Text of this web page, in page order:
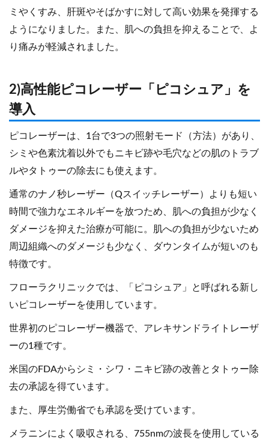
ミやくすみ、肝斑やそばかすに対して高い効果を発揮する
ようになりました。また、肌への負担を抑えることで、よ
り痛みが軽減されました。
2)高性能ピコレーザー「ピコシュア」を
導入
ピコレーザーは、1台で3つの照射モード（方法）があり、
シミや色素沈着以外でもニキビ跡や毛穴などの肌のトラブ
ルやタトゥーの除去にも使えます。
通常のナノ秒レーザー（Qスイッチレーザー）よりも短い
時間で強力なエネルギーを放つため、肌への負担が少なく
ダメージを抑えた治療が可能に。肌への負担が少ないため
周辺組織へのダメージも少なく、ダウンタイムが短いのも
特徴です。
フローラクリニックでは、「ピコシュア」と呼ばれる新し
いピコレーザーを使用しています。
世界初のピコレーザー機器で、アレキサンドライトレーザ
ーの1種です。
米国のFDAからシミ・シワ・ニキビ跡の改善とタトゥー除
去の承認を得ています。
また、厚生労働省でも承認を受けています。
メラニンによく吸収される、755nmの波長を使用している